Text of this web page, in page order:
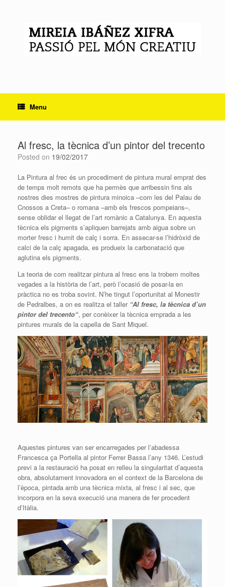
Menu
Al fresc, la tècnica d’un pintor del trecento
Posted on 19/02/2017
La Pintura al frec és un procediment de pintura mural emprat des
de temps molt remots que ha permès que arribessin fins als
nostres dies mostres de pintura minoica –com les del Palau de
Cnossos a Creta– o romana –amb els frescos pompeians–,
sense oblidar el llegat de l’art romànic a Catalunya. En aquesta
tècnica els pigments s’apliquen barrejats amb aigua sobre un
morter fresc i humit de calç i sorra. En assecar-se l’hidròxid de
calci de la calç apagada, es produeix la carbonatació que
aglutina els pigments.
La teoria de com realitzar pintura al fresc ens la trobem moltes
vegades a la història de l’art, però l’ocasió de posar-la en
pràctica no es troba sovint. N’he tingut l’oportunitat al Monestir
de Pedralbes, a on es realitza el taller “Al fresc, la tècnica d’un
pintor del trecento“, per conèixer la tècnica emprada a les
pintures murals de la capella de Sant Miquel.
Aquestes pintures van ser encarregades per l’abadessa
Francesca ça Portella al pintor Ferrer Bassa l’any 1346. L’estudi
previ a la restauració ha posat en relleu la singularitat d’aquesta
obra, absolutament innovadora en el context de la Barcelona de
l’època, pintada amb una tècnica mixta, al fresc i al sec, que
incorpora en la seva execució una manera de fer procedent
d’Itàlia.